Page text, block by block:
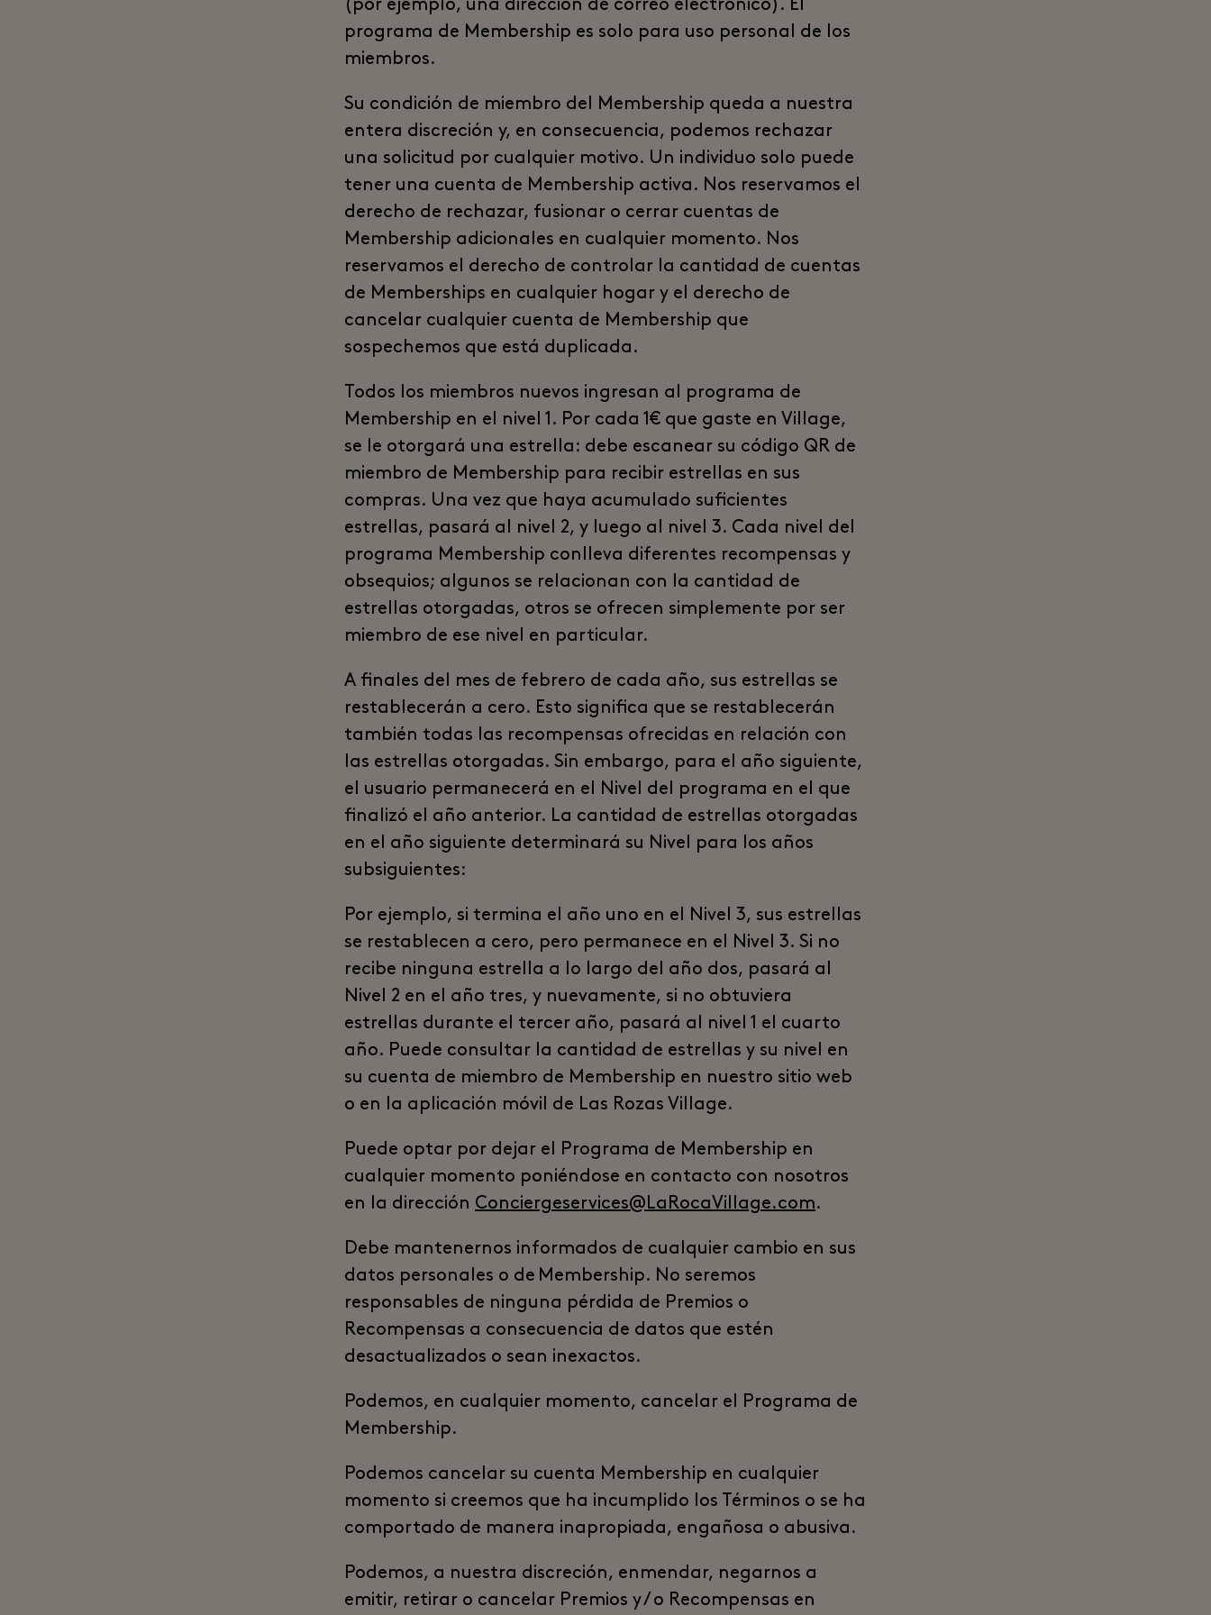
(por ejemplo, una dirección de correo electrónico). El
programa de Membership es solo para uso personal de los
miembros.
Su condición de miembro del Membership queda a nuestra
entera discreción y, en consecuencia, podemos rechazar
una solicitud por cualquier motivo. Un individuo solo puede
tener una cuenta de Membership activa. Nos reservamos el
derecho de rechazar, fusionar o cerrar cuentas de
Membership adicionales en cualquier momento. Nos
reservamos el derecho de controlar la cantidad de cuentas
de Memberships en cualquier hogar y el derecho de
cancelar cualquier cuenta de Membership que
sospechemos que está duplicada.
Todos los miembros nuevos ingresan al programa de
Membership en el nivel 1. Por cada 1€ que gaste en Village,
se le otorgará una estrella: debe escanear su código QR de
miembro de Membership para recibir estrellas en sus
compras. Una vez que haya acumulado suficientes
estrellas, pasará al nivel 2, y luego al nivel 3. Cada nivel del
programa Membership conlleva diferentes recompensas y
obsequios; algunos se relacionan con la cantidad de
estrellas otorgadas, otros se ofrecen simplemente por ser
miembro de ese nivel en particular.
A finales del mes de febrero de cada año, sus estrellas se
restablecerán a cero. Esto significa que se restablecerán
también todas las recompensas ofrecidas en relación con
las estrellas otorgadas. Sin embargo, para el año siguiente,
el usuario permanecerá en el Nivel del programa en el que
finalizó el año anterior. La cantidad de estrellas otorgadas
en el año siguiente determinará su Nivel para los años
subsiguientes:
Por ejemplo, si termina el año uno en el Nivel 3, sus estrellas
se restablecen a cero, pero permanece en el Nivel 3. Si no
recibe ninguna estrella a lo largo del año dos, pasará al
Nivel 2 en el año tres, y nuevamente, si no obtuviera
estrellas durante el tercer año, pasará al nivel 1 el cuarto
año. Puede consultar la cantidad de estrellas y su nivel en
su cuenta de miembro de Membership en nuestro sitio web
o en la aplicación móvil de Las Rozas Village.
Puede optar por dejar el Programa de Membership en
cualquier momento poniéndose en contacto con nosotros
en la dirección Conciergeservices@LaRocaVillage.com.
Debe mantenernos informados de cualquier cambio en sus
datos personales o de Membership. No seremos
responsables de ninguna pérdida de Premios o
Recompensas a consecuencia de datos que estén
desactualizados o sean inexactos.
Podemos, en cualquier momento, cancelar el Programa de
Membership.
Podemos cancelar su cuenta Membership en cualquier
momento si creemos que ha incumplido los Términos o se ha
comportado de manera inapropiada, engañosa o abusiva.
Podemos, a nuestra discreción, enmendar, negarnos a
emitir, retirar o cancelar Premios y / o Recompensas en